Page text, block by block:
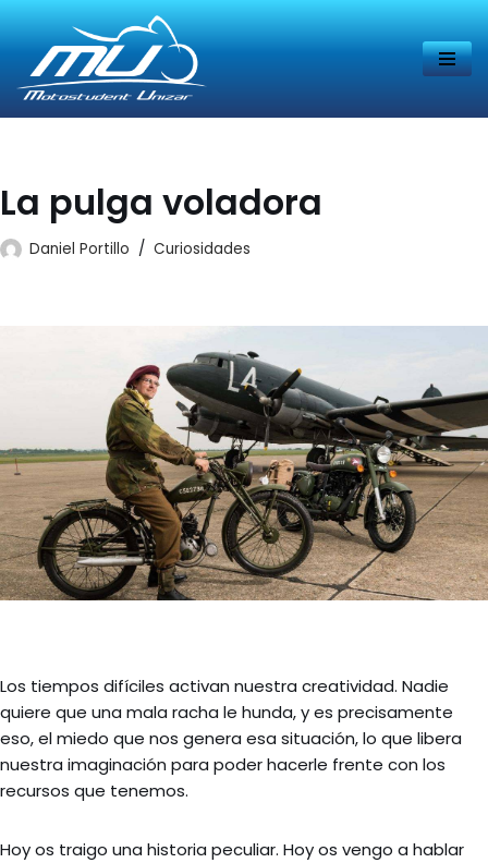
Saltar
al
La pulga voladora
Daniel Portillo Curiosidades
Los tiempos difíciles activan nuestra creatividad. Nadie
quiere que una mala racha le hunda, y es precisamente
eso, el miedo que nos genera esa situación, lo que libera
nuestra imaginación para poder hacerle frente con los
recursos que tenemos.
Hoy os traigo una historia peculiar. Hoy os vengo a hablar